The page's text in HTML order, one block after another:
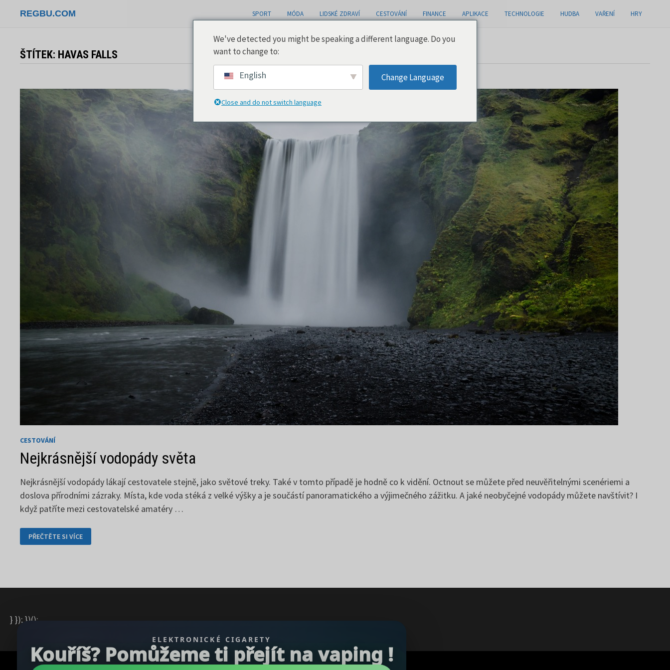
REGBU.COM SPORT MÓDA LIDSKÉ ZDRAVÍ CESTOVÁNÍ FINANCE APLIKACE TECHNOLOGIE HUDBA VAŘENÍ HRY
ŠTÍTEK: HAVAS FALLS
CESTOVÁNÍ
Nejkrásnější vodopády světa
Nejkrásnější vodopády lákají cestovatele stejně, jako světové treky. Také v tomto případě je hodně co k vidění. Octnout se můžete před neuvěřitelnými scenériemi a
doslova přírodními zázraky. Místa, kde voda stéká z velké výšky a je součástí panoramatického a výjimečného zážitku. A jaké neobyčejné vodopády můžete navštívit? I
když patříte mezi cestovatelské amatéry …
NEJKRÁSNĚJŠÍ
VODOPÁDY
SVĚTA
PŘEČTĚTE SI VÍCE
ELEKTRONICKÉ CIGARETY
Kouříš? Pomůžeme ti přejít na vaping !
} }); })();
Copyright © 2026REGBU.COM.
We've detected you might be speaking a different language. Do you
want to change to:
English Change Language
Close and do not switch language